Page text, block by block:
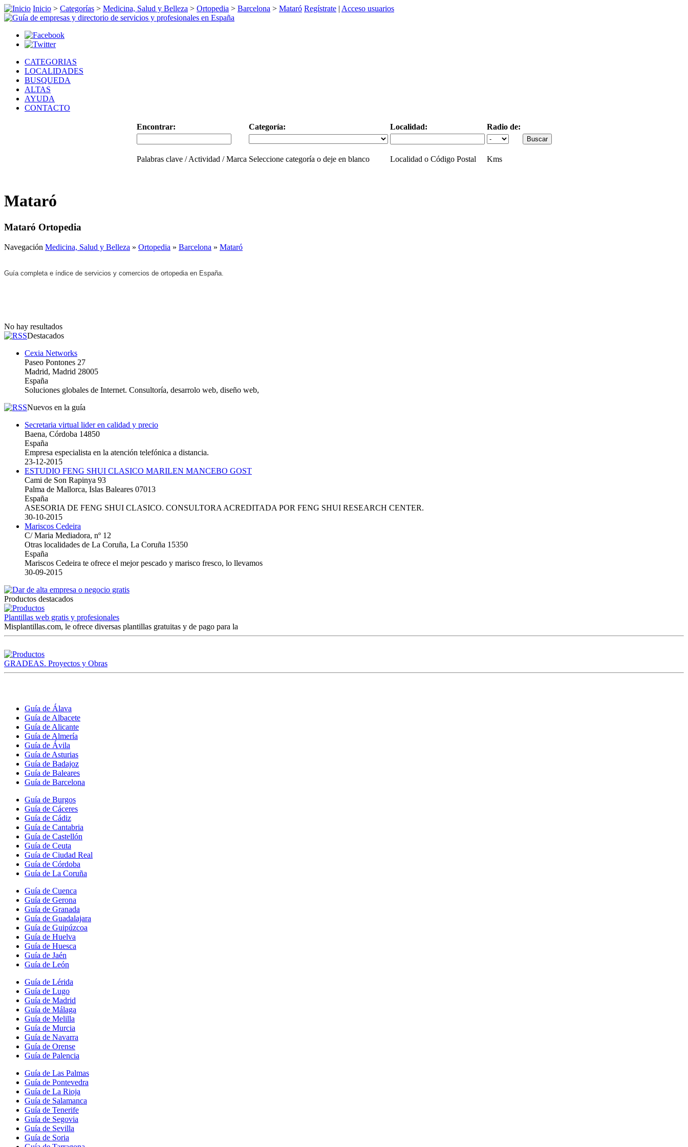
Inicio > Categorías > Medicina, Salud y Belleza > Ortopedia > Barcelona > Mataró Regístrate | Acceso usuarios
CATEGORIAS
LOCALIDADES
BUSQUEDA
ALTAS
AYUDA
CONTACTO
Encontrar: Categoría: Localidad: Radio de:
Palabras clave / Actividad / Marca Seleccione categoría o deje en blanco Localidad o Código Postal Kms
Mataró
Mataró Ortopedia
Navegación Medicina, Salud y Belleza » Ortopedia » Barcelona » Mataró
Guía completa e índice de servicios y comercios de ortopedia en España.
No hay resultados
Destacados
Cexia Networks
Paseo Pontones 27
Madrid, Madrid 28005
España
Soluciones globales de Internet. Consultoría, desarrolo web, diseño web,
Nuevos en la guía
Secretaria virtual lider en calidad y precio
Baena, Córdoba 14850
España
Empresa especialista en la atención telefónica a distancia.
23-12-2015
ESTUDIO FENG SHUI CLASICO MARILEN MANCEBO GOST
Cami de Son Rapinya 93
Palma de Mallorca, Islas Baleares 07013
España
ASESORIA DE FENG SHUI CLASICO. CONSULTORA ACREDITADA POR FENG SHUI RESEARCH CENTER.
30-10-2015
Mariscos Cedeira
C/ Maria Mediadora, nº 12
Otras localidades de La Coruña, La Coruña 15350
España
Mariscos Cedeira te ofrece el mejor pescado y marisco fresco, lo llevamos
30-09-2015
Productos destacados
Plantillas web gratis y profesionales
Misplantillas.com, le ofrece diversas plantillas gratuitas y de pago para la
GRADEAS. Proyectos y Obras
Guía de Álava
Guía de Albacete
Guía de Alicante
Guía de Almería
Guía de Ávila
Guía de Asturias
Guía de Badajoz
Guía de Baleares
Guía de Barcelona
Guía de Burgos
Guía de Cáceres
Guía de Cádiz
Guía de Cantabria
Guía de Castellón
Guía de Ceuta
Guía de Ciudad Real
Guía de Córdoba
Guía de La Coruña
Guía de Cuenca
Guía de Gerona
Guía de Granada
Guía de Guadalajara
Guía de Guipúzcoa
Guía de Huelva
Guía de Huesca
Guía de Jaén
Guía de León
Guía de Lérida
Guía de Lugo
Guía de Madrid
Guía de Málaga
Guía de Melilla
Guía de Murcia
Guía de Navarra
Guía de Orense
Guía de Palencia
Guía de Las Palmas
Guía de Pontevedra
Guía de La Rioja
Guía de Salamanca
Guía de Tenerife
Guía de Segovia
Guía de Sevilla
Guía de Soria